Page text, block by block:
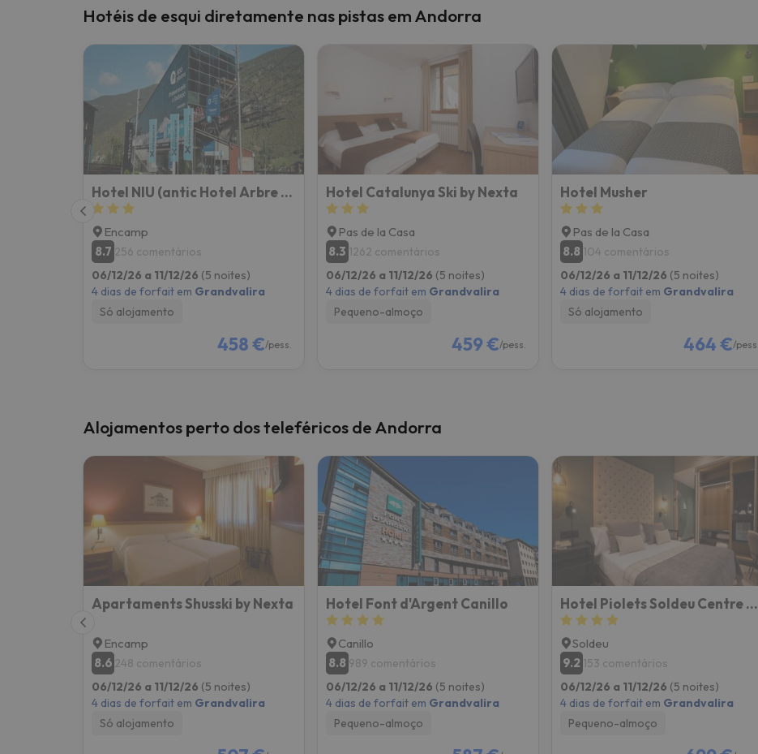
Hotéis de esqui diretamente nas pistas em Andorra
Hotel NIU (antic Hotel Arbre de Neu)
Encamp
8.7 256 comentários
06/12/26 a 11/12/26 (5 noites)
4 dias de forfait em Grandvalira
Só alojamento
458 €/pess.
Hotel Catalunya Ski by Nexta
Pas de la Casa
8.3 1262 comentários
06/12/26 a 11/12/26 (5 noites)
4 dias de forfait em Grandvalira
Pequeno-almoço
459 €/pess.
Hotel Musher
Pas de la Casa
8.8 104 comentários
06/12/26 a 11/12/26 (5 noites)
4 dias de forfait em Grandvalira
Só alojamento
464 €/pess.
Alojamentos perto dos teleféricos de Andorra
Apartaments Shusski by Nexta
Encamp
8.6 248 comentários
06/12/26 a 11/12/26 (5 noites)
4 dias de forfait em Grandvalira
Só alojamento
Hotel Font d'Argent Canillo
Canillo
8.8 989 comentários
06/12/26 a 11/12/26 (5 noites)
4 dias de forfait em Grandvalira
Pequeno-almoço
Hotel Piolets Soldeu Centre by Nexta
Soldeu
9.2 153 comentários
06/12/26 a 11/12/26 (5 noites)
4 dias de forfait em Grandvalira
Pequeno-almoço